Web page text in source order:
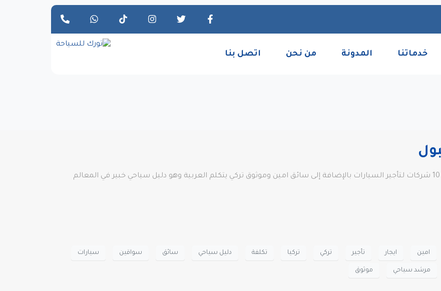
خدماتنا المدونة من نحن اتصل بنا
استئجار سيارة مع سائق في اسطنبول عربي وأفضل 10 شركات لتأجير السيارات بالإضافة إلى سائق امين وموثوق تركي يتكلم العربية وهو دليل سياحي خبير في المعالم
امين ايجار تأجير تركي تركيا تكلفة دليل سياحي سائق سواقين سيارات
مرشد سياحي موثوق